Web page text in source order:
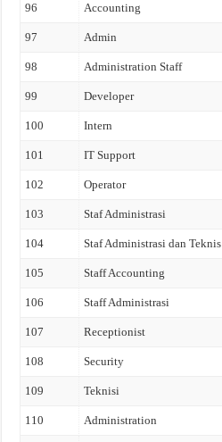
96 Accounting
97 Admin
98 Administration Staff
99 Developer
100 Intern
101 IT Support
102 Operator
103 Staf Administrasi
104 Staf Administrasi dan Teknis
105 Staff Accounting
106 Staff Administrasi
107 Receptionist
108 Security
109 Teknisi
110 Administration